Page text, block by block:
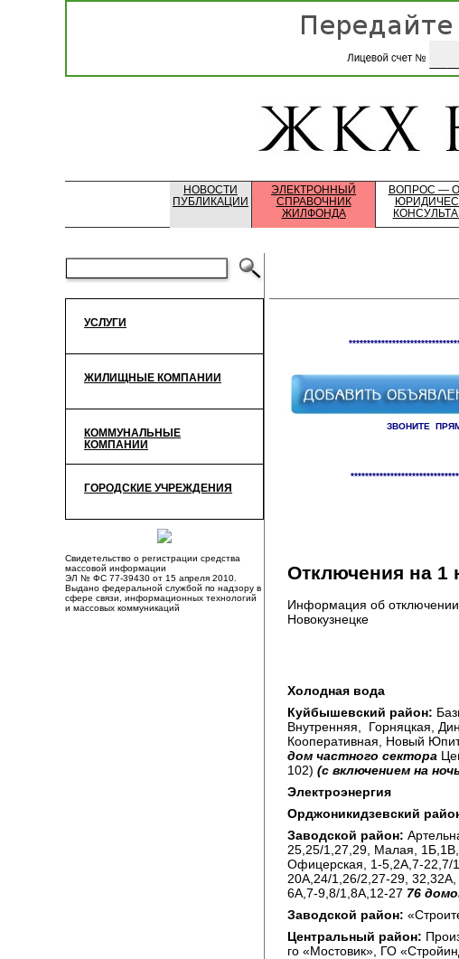
НОВОСТИ
ПУБЛИКАЦИИ
ЭЛЕКТРОННЫЙ
СПРАВОЧНИК
ЖИЛФОНДА
ВОПРОС —
УСЛУГИ
ЖИЛИЩНЫЕ КОМПАНИИ
КОММУНАЛЬНЫЕ
КОМПАНИИ
ГОРОДСКИЕ УЧРЕЖДЕНИЯ
Свидетельство о регистрации средства
массовой информации
ЭЛ № ФС 77-39430 от 15 апреля 2010.
Выдано федеральной службой по надзору в
сфере связи, информационных технологий
и массовых коммуникаций
ЗВОНИТЕ
Отключения на 1
Информация об отключении
Новокузнецке
Холодная вода
Куйбышевский район:
Внутренняя, Горняцкая,
Кооперативная, Новый
дом частного сектора
102) (с включением на
Электроэнергия
Орджоникидзевский
Заводской район:
25,25/1,27,29, Малая,
Офицерская, 1-5,2А,7-22,7/
20А,24/1,26/2,27-29, 32,32А,
6А,7-9,8/1,8А,12-27 76
Заводской район:
Центральный район:
го «Мостовик», ГО